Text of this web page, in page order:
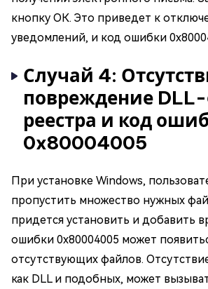
кнопку ОК. Это приведет к
уведомлений, и код ошибки
Случай 4:
повреждение
реестра и код
0x80004005
При установке Windows,
пропустить множество нужных
придется установить и добавить
ошибки 0x80004005 может
отсутствующих файлов.
как DLL и подобных, может